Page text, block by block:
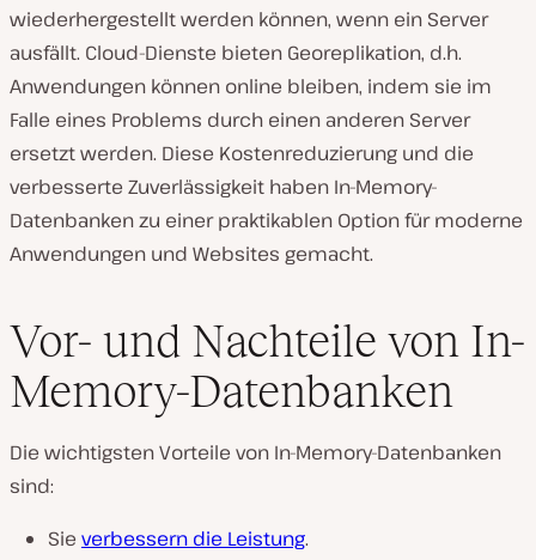
wiederhergestellt werden können, wenn ein Server
ausfällt. Cloud-Dienste bieten Georeplikation, d.h.
Anwendungen können online bleiben, indem sie im
Falle eines Problems durch einen anderen Server
ersetzt werden. Diese Kostenreduzierung und die
verbesserte Zuverlässigkeit haben In-Memory-
Datenbanken zu einer praktikablen Option für moderne
Anwendungen und Websites gemacht.
Vor- und Nachteile von In-
Memory-Datenbanken
Die wichtigsten Vorteile von In-Memory-Datenbanken
sind:
Sie verbessern die Leistung.